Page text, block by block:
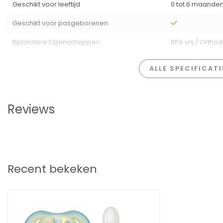
Geschikt voor leeftijd
0 tot 6 maanden
Geschikt voor pasgeborenen
Bijzondere Eigenschappen
BPA vrij /
ALLE
Reviews
Recent bekeken